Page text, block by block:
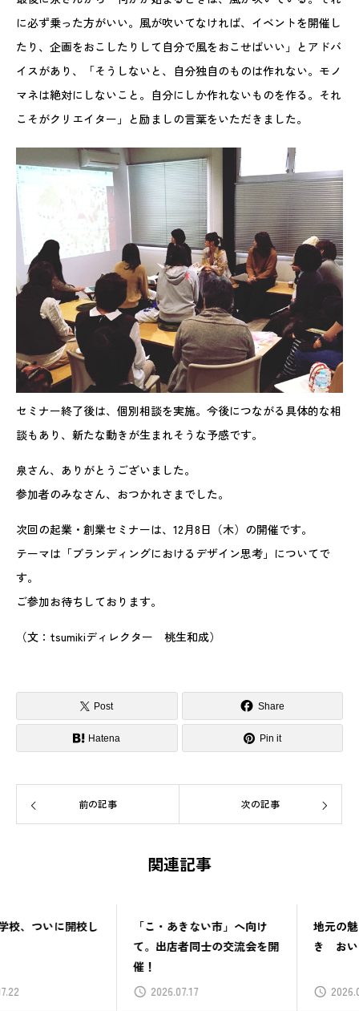
に必ず乗った方がいい。風が吹いてなければ、イベントを開催し
たり、企画をおこしたりして自分で風をおこせばいい」とアドバ
イスがあり、「そうしないと、自分独自のものは作れない。モノ
マネは絶対にしないこと。自分にしか作れないものを作る。それ
こそがクリエイター」と励ましの言葉をいただきました。
セミナー終了後は、個別相談を実施。今後につながる具体的な相
談もあり、新たな動きが生まれそうな予感です。
泉さん、ありがとうございました。
参加者のみなさん、おつかれさまでした。
次回の起業・創業セミナーは、12月8日（木）の開催です。
テーマは「ブランディングにおけるデザイン思考」についてで
す。
ご参加お待ちしております。
（文：tsumikiディレクター 桃生和成）
Post Share
Hatena Pin it
前の記事 次の記事
関連記事
「こ・あきない市」へ向け
て。出店者同士の交流会を開
地元の魅力を堪能－「つみ
き おいしい旅」レポート